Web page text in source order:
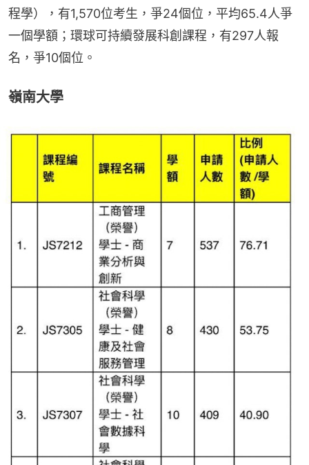
程學），有1,570位考生，爭24個位，平均65.4人爭
一個學額；環球可持續發展科創課程，有297人報
名，爭10個位。
嶺南大學